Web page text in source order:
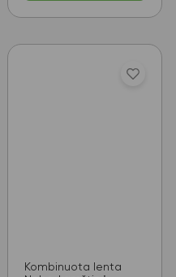
Kombinuota lenta